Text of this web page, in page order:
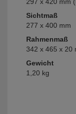
Sichtmaß
277 x 400 mm
Rahmenmaß
342 x 465 x 20
Gewicht
1,20 kg